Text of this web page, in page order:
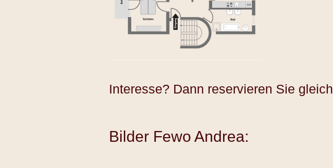
Interesse? Dann reservieren Sie gleich
Bilder Fewo Andrea: